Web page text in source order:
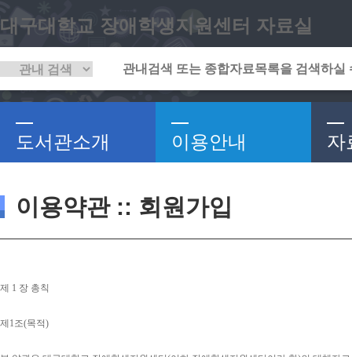
대구대학교 장애학생지원센터 자료실
도서관소개 이용안내 자
이용약관 :: 회원가입
제 1 장 총칙
제 1조(목적)